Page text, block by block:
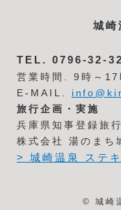
城崎
TEL. 0796-32-
営業時間. 9時～17
E-MAIL.
旅行企画・実施
兵庫県知事登録旅
株式会社 湯のまち
> 城崎温泉 ステ
© 城崎